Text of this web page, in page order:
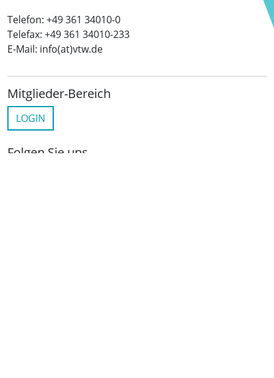
Telefon: +49 361 34010-0
Telefax: +49 361 34010-233
E-Mail: info(at)vtw.de
Mitglieder-Bereich
LOGIN
Folgen Sie uns